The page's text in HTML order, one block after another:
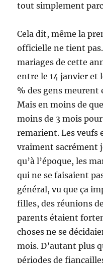
tout simplement
Cela dit, même la
officielle ne tient
mariages de cette
entre le 14 janvier et
% des gens
Mais en moins de
moins de 3 mois
remarient. Les veufs
vraiment sacrément
qu’à l’époque, les
qui ne se faisaient
général, vu que ça
filles, des réunions
parents étaient
choses ne se
mois. D’autant plus
périodes de